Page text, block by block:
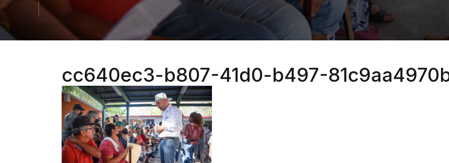
cc640ec3-b807-41d0-b497-